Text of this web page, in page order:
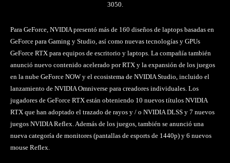
3050.
Para GeForce, NVIDIA presentó más de 160 diseños de laptops basadas en
GeForce para Gaming y Studio, así como nuevas tecnologías y GPUs
GeForce RTX para equipos de escritorio y laptops. La compañía también
anunció nuevo contenido acelerado por RTX y la expansión de los juegos
en la nube GeForce NOW y el ecosistema de NVIDIA Studio, incluido el
lanzamiento de NVIDIA Omniverse para creadores individuales. Los
jugadores de GeForce RTX están obteniendo 10 nuevos títulos NVIDIA
RTX que han adoptado el trazado de rayos y / o NVIDIA DLSS y 7 nuevos
juegos NVIDIA Reflex. Además de los juegos, también se anunció una
nueva categoría de monitores (pantallas de esports de 1440p) y 6 nuevos
mouse Reflex.